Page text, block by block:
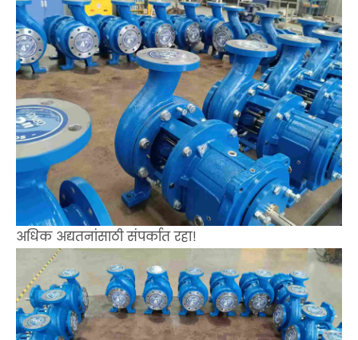
अधिक अद्यतनांसाठी संपर्कात रहा!